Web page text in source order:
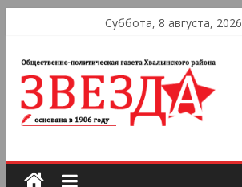
Суббота, 8 августа, 2026